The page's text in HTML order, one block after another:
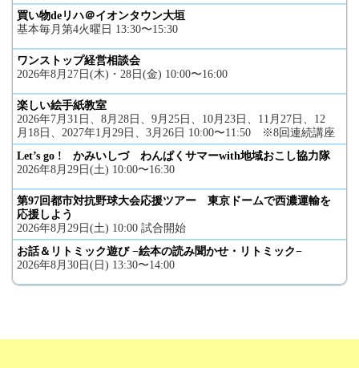
買い物deリハ＠イオンタウン大垣
基本毎月第4火曜日 13:30〜15:30
ワンストップ経営相談会
2026年8月27日(木)・28日(金) 10:00〜16:00
楽しい絵手紙教室
2026年7月31日、8月28日、9月25日、10月23日、11月27日、12
月18日、2027年1月29日、3月26日 10:00〜11:50 ※8回連続講座
Let’s go ! かみいしづ わんぱくサマーwith地域おこし協力隊
2026年8月29日(土) 10:00〜16:30
第97回都市対抗野球大会応援ツアー 東京ドームで西濃運輸を
応援しよう
2026年8月29日(土) 10:00 試合開始
お話＆リトミック遊び −絵本の読み聞かせ・リトミック−
2026年8月30日(日) 13:30〜14:00